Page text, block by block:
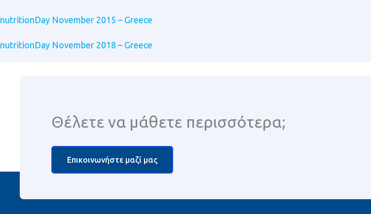
nutritionDay November 2015 – Greece
nutritionDay Νovember 2018 – Greece
Θέλετε να μάθετε περισσότερα;
Επικοινωνήστε μαζί μας